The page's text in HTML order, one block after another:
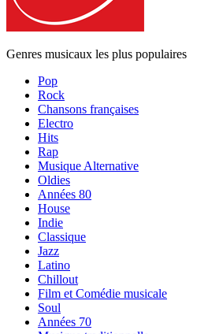
Genres musicaux les plus populaires
Pop
Rock
Chansons françaises
Electro
Hits
Rap
Musique Alternative
Oldies
Années 80
House
Indie
Classique
Jazz
Latino
Chillout
Film et Comédie musicale
Soul
Années 70